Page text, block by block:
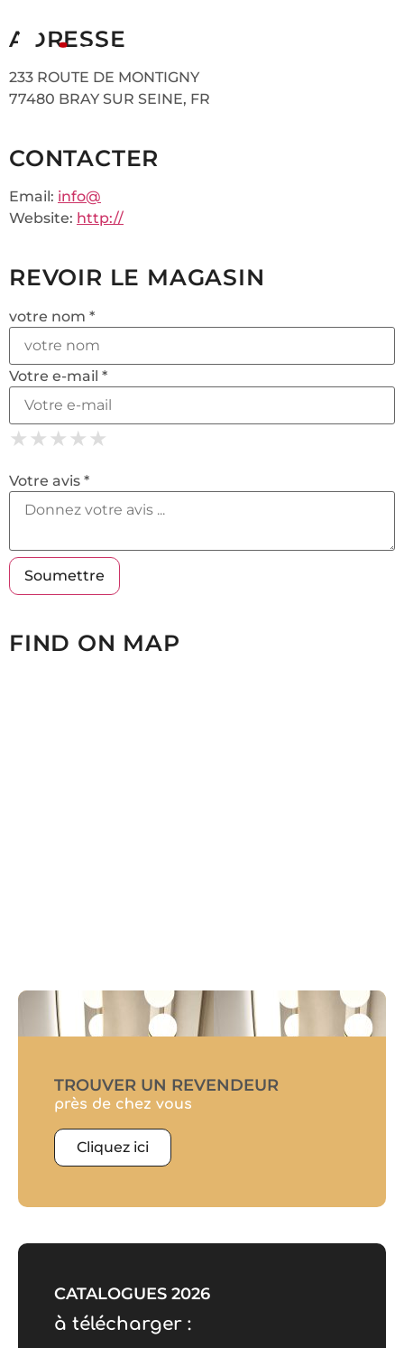
ADRESSE
233 ROUTE DE MONTIGNY
77480 BRAY SUR SEINE, FR
CONTACTER
Email: info@
Website: http://
REVOIR LE MAGASIN
votre nom *
Votre e-mail *
★
★ ★
★ ★ ★
★ ★ ★ ★
★ ★ ★ ★ ★
Votre avis *
FIND ON MAP
TROUVER UN REVENDEUR
près de chez vous
Cliquez ici
CATALOGUES 2026
à télécharger :